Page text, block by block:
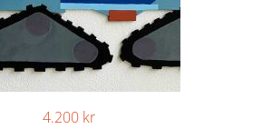
4.200 kr